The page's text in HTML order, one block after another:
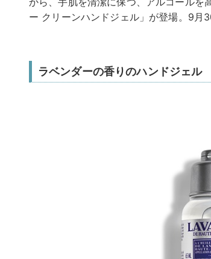
ー クリーンハンドジェル」が登場。9月
ラベンダーの香りのハンドジェル